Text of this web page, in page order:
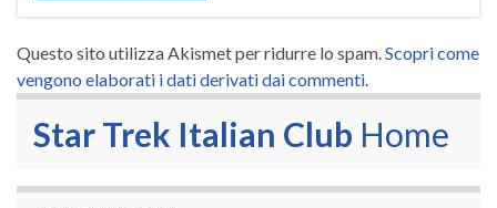
Questo sito utilizza Akismet per ridurre lo spam.Scopri come
vengono elaborati i dati derivati dai commenti.
Star Trek Italian Club Home